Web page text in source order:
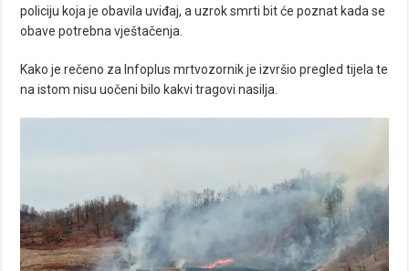
policiju koja je obavila uviđaj, a uzrok smrti bit će poznat kada se
obave potrebna vještačenja.
Kako je rečeno za Infoplus mrtvozornik je izvršio pregled tijela te
na istom nisu uočeni bilo kakvi tragovi nasilja.